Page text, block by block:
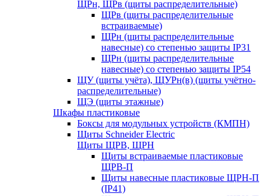
ЩРн, ЩРв (щиты распределительные)
ЩРв (щиты распределительные
встраиваемые)
ЩРн (щиты распределительные
навесные) со степенью защиты IP31
ЩРн (щиты распределительные
навесные) со степенью защиты IP54
ЩУ (щиты учёта), ЩУРн(в) (щиты учётно-
распределительные)
ЩЭ (щиты этажные)
Шкафы пластиковые
Боксы для модульных устройств (КМПН)
Щиты Schneider Electric
Щиты ЩРВ, ЩРН
Щиты встраиваемые пластиковые
ЩРВ-П
Щиты навесные пластиковые ЩРН-П
(IP41)